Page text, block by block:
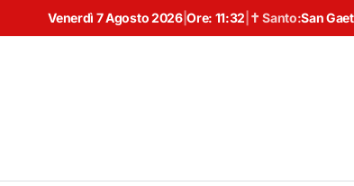
Venerdì 7 Agosto 2026|Ore: 11:32 ✝ Santo:San